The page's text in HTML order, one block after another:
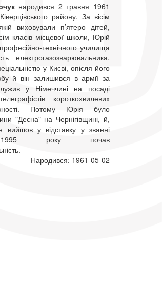
народився 2 травня 1961
району. За вісім
виховували п’ятеро дітей,
класів місцевої школи, Юрій
технічного училища
у Києві, опісля його
й він залишився в армії за
у Німеччині на посаді
короткохвилевих
Потому Юрія було
"Десна" на Чернігівщині, й,
у відставку у званні
року почав
Народився: 1961-05-02